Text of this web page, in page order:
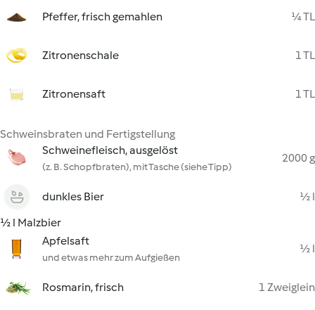
Pfeffer, frisch gemahlen ¼ TL
Zitronenschale 1 TL
Zitronensaft 1 TL
Schweinsbraten und Fertigstellung
Schweinefleisch, ausgelöst
(z. B. Schopfbraten), mit Tasche (siehe Tipp)
2000 g
dunkles Bier
½ l
½ l Malzbier
Apfelsaft
und etwas mehr zum Aufgießen
½ l
Rosmarin, frisch 1 Zweiglein